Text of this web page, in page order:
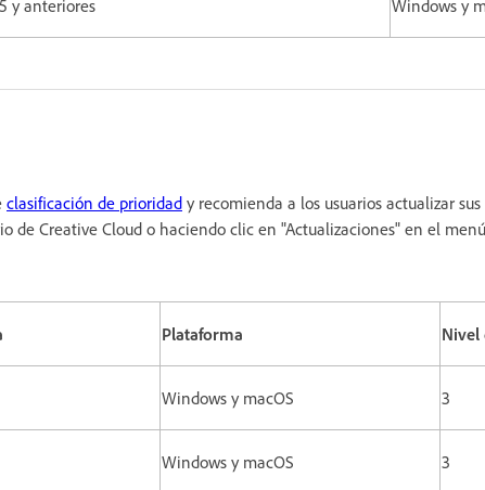
y anteriores Windows y
clasificación de prioridad y recomienda a los usuarios actualizar
de Creative Cloud o haciendo clic en "Actualizaciones" en el
Plataforma Nivel
Windows y macOS 3
Windows y macOS 3